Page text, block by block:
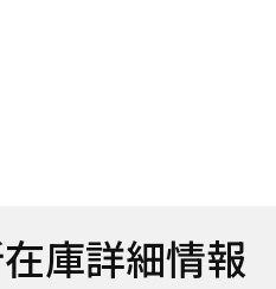
庫詳細情報